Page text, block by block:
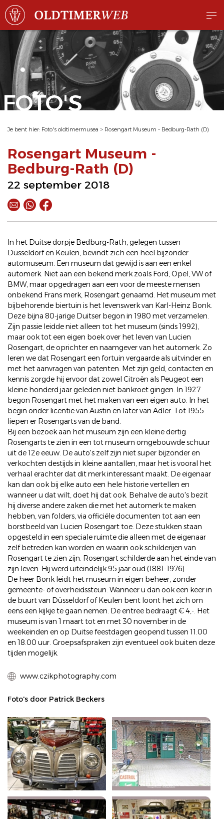
FOTO'S
Je bent hier: Foto's oldtimermusea > Rosengart Museum - Bedburg-Rath (D)
Rosengart Museum -
Bedburg-Rath (D)
22 september 2018
In het Duitse dorpje Bedburg-Rath, gelegen tussen
Düsseldorf en Keulen, bevindt zich een heel bijzonder
automuseum. Een museum dat gewijd is aan een enkel
automerk. Niet aan een bekend merk zoals Ford, Opel, VW of
BMW, maar opgedragen aan een voor de meeste mensen
onbekend Frans merk, Rosengart genaamd. Het museum met
bijbehorende biertuin is het levenswerk van Karl-Heinz Bonk.
Deze bijna 80-jarige Duitser begon in 1980 met verzamelen.
Zijn passie leidde niet alleen tot het museum (sinds 1992),
maar ook tot een eigen boek over het leven van Lucien
Rosengart, de oprichter en naamgever van het automerk. Zo
leren we dat Rosengart een fortuin vergaarde als uitvinder en
met het aanvragen van patenten. Met zijn geld, contacten en
kennis zorgde hij ervoor dat zowel Citroën als Peugeot een
kleine honderd jaar geleden niet bankroet gingen. In 1927
begon Rosengart met het maken van een eigen auto. In het
begin onder licentie van Austin en later van Adler. Tot 1955
liepen er Rosengarts van de band.
Bij een bezoek aan het museum zijn een kleine dertig
Rosengarts te zien in een tot museum omgebouwde schuur
uit de 12e eeuw. De auto's zelf zijn niet super bijzonder en
verkochten destijds in kleine aantallen, maar het is vooral het
verhaal erachter dat dit merk interessant maakt. De eigenaar
kan dan ook bij elke auto een hele historie vertellen en
wanneer u dat wilt, doet hij dat ook. Behalve de auto's bezit
hij diverse andere zaken die met het automerk te maken
hebben, van folders, via officiële documenten tot aan een
borstbeeld van Lucien Rosengart toe. Deze stukken staan
opgesteld in een speciale ruimte die alleen met de eigenaar
zelf betreden kan worden en waarin ook schilderijen van
Rosengart te zien zijn. Rosengart schilderde aan het einde van
zijn leven. Hij werd uiteindelijk 95 jaar oud (1881-1976).
De heer Bonk leidt het museum in eigen beheer, zonder
gemeente- of overheidssteun. Wanneer u dan ook een keer in
de buurt van Düsseldorf of Keulen bent loont het zich om
eens een kijkje te gaan nemen. De entree bedraagt € 4,-. Het
museum is van 1 maart tot en met 30 november in de
weekeinden en op Duitse feestdagen geopend tussen 11.00
en 18.00 uur. Groepsafspraken zijn eventueel ook buiten deze
tijden mogelijk.
www.czikphotography.com
Foto's door Patrick Beckers